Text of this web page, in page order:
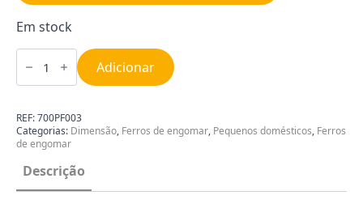
Em stock
Quantidade
de
Profissional
Caldeira
Stirolux
2300s
Adicionar
REF:700PF003
Categorias: Dimensão, Ferros de engomar, Pequenos domésticos, Ferros
de engomar
Descrição